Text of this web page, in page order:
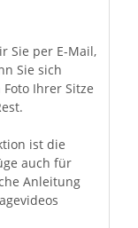
Sie per E-Mail,
Sie sich
Ihrer Sitze
ist die
auch für
Anleitung